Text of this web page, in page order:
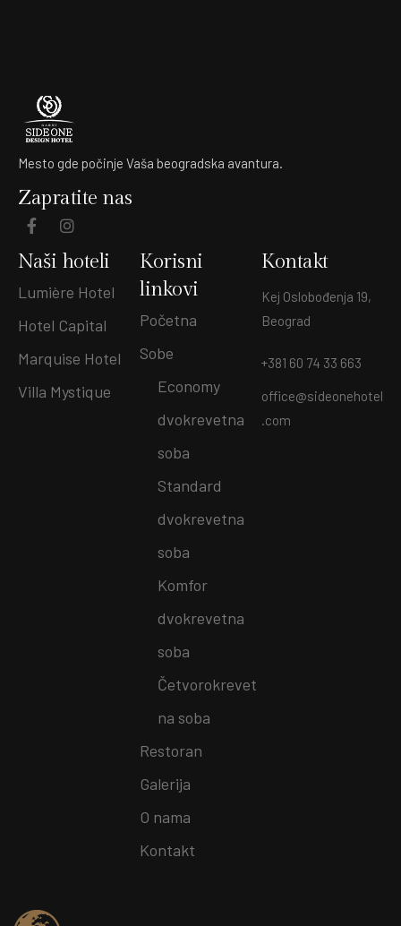
Mesto gde počinje Vaša beogradska avantura.
Zapratite nas
Naši hoteli
Lumière Hotel
Hotel Capital
Marquise Hotel
Villa Mystique
Korisni
linkovi
Početna
Sobe
Economy
dvokrevetna
soba
Standard
dvokrevetna
soba
Komfor
dvokrevetna
soba
Četvorokrevet
na soba
Restoran
Galerija
O nama
Kontakt
Kontakt
Kej Oslobođenja 19,
Beograd
+381 60 74 33 663
office@sideonehotel
.com